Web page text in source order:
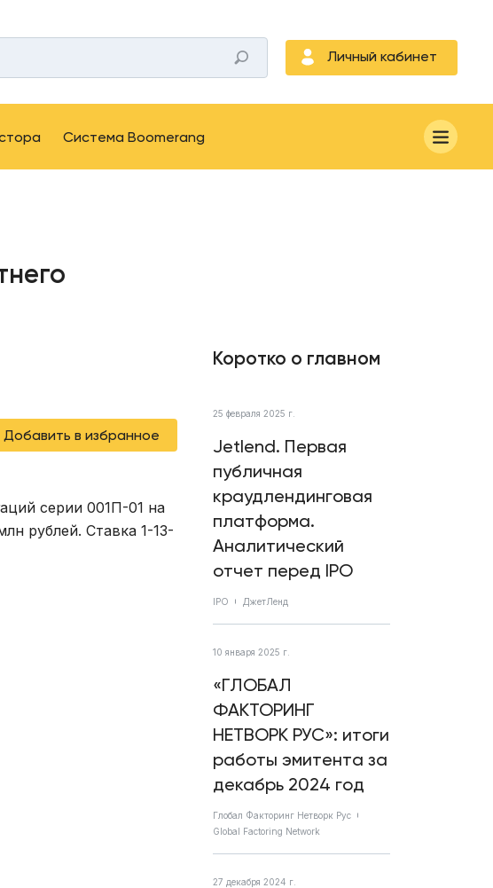
Личный кабинет
Система Boomerang
Добавить в избранное
серии 001П-01 на
рублей. Ставка 1-13-
Коротко о главном
25 февраля 2025 г.
Jetlend. Первая
публичная
краудлендинговая
платформа.
Аналитический
отчет перед IPO
IPO ДжетЛенд
10 января 2025 г.
«ГЛОБАЛ
ФАКТОРИНГ
НЕТВОРК РУС»: итоги
работы эмитента за
декабрь 2024 год
Глобал Факторинг Нетворк Рус
Global Factoring Network
27 декабря 2024 г.